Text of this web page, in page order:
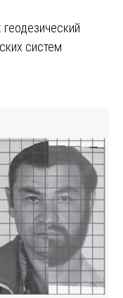
геодезический
систем